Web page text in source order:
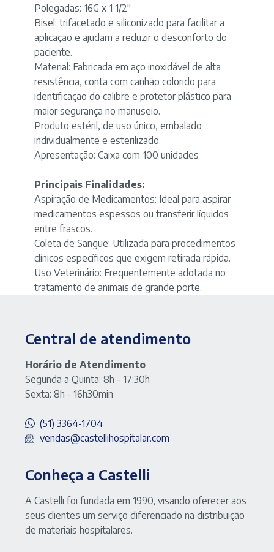
Polegadas: 16G x 1 1/2"
Bisel: trifacetado e siliconizado para facilitar a
aplicação e ajudam a reduzir o desconforto do
paciente.
Material: Fabricada em aço inoxidável de alta
resistência, conta com canhão colorido para
identificação do calibre e protetor plástico para
maior segurança no manuseio.
Produto estéril, de uso único, embalado
individualmente e esterilizado.
Apresentação: Caixa com 100 unidades
Principais Finalidades:
Aspiração de Medicamentos: Ideal para aspirar
medicamentos espessos ou transferir líquidos
entre frascos.
Coleta de Sangue: Utilizada para procedimentos
clínicos específicos que exigem retirada rápida.
Uso Veterinário: Frequentemente adotada no
tratamento de animais de grande porte.
Central de atendimento
Horário de Atendimento
Segunda a Quinta: 8h - 17:30h
Sexta: 8h - 16h30min
(51) 3364-1704
vendas@castellihospitalar.com
Conheça a Castelli
A Castelli foi fundada em 1990, visando oferecer aos
seus clientes um serviço diferenciado na distribuição
de materiais hospitalares.